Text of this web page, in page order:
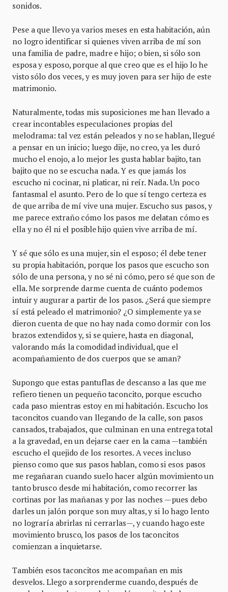
sonidos.
Pese a que llevo ya varios meses en esta habitación, aún
no logro identificar si quienes viven arriba de mí son
una familia de padre, madre e hijo; o bien, si sólo son
esposa y esposo, porque al que creo que es el hijo lo he
visto sólo dos veces, y es muy joven para ser hijo de este
matrimonio.
Naturalmente, todas mis suposiciones me han llevado a
crear incontables especulaciones propias del
melodrama: tal vez están peleados y no se hablan, llegué
a pensar en un inicio; luego dije, no creo, ya les duró
mucho el enojo, a lo mejor les gusta hablar bajito, tan
bajito que no se escucha nada. Y es que jamás los
escucho ni cocinar, ni platicar, ni reír. Nada. Un poco
fantasmal el asunto. Pero de lo que sí tengo certeza es
de que arriba de mí vive una mujer. Escucho sus pasos, y
me parece extraño cómo los pasos me delatan cómo es
ella y no él ni el posible hijo quien vive arriba de mí.
Y sé que sólo es una mujer, sin el esposo; él debe tener
su propia habitación, porque los pasos que escucho son
sólo de una persona, y no sé ni cómo, pero sé que son de
ella. Me sorprende darme cuenta de cuánto podemos
intuir y augurar a partir de los pasos. ¿Será que siempre
sí está peleado el matrimonio? ¿O simplemente ya se
dieron cuenta de que no hay nada como dormir con los
brazos extendidos y, si se quiere, hasta en diagonal,
valorando más la comodidad individual, que el
acompañamiento de dos cuerpos que se aman?
Supongo que estas pantuflas de descanso a las que me
refiero tienen un pequeño taconcito, porque escucho
cada paso mientras estoy en mi habitación. Escucho los
taconcitos cuando van llegando de la calle, son pasos
cansados, trabajados, que culminan en una entrega total
a la gravedad, en un dejarse caer en la cama —también
escucho el quejido de los resortes. A veces incluso
pienso como que sus pasos hablan, como si esos pasos
me regañaran cuando suelo hacer algún movimiento un
tanto brusco desde mi habitación, como recorrer las
cortinas por las mañanas y por las noches —pues debo
darles un jalón porque son muy altas, y si lo hago lento
no lograría abrirlas ni cerrarlas—, y cuando hago este
movimiento brusco, los pasos de los taconcitos
comienzan a inquietarse.
También esos taconcitos me acompañan en mis
desvelos. Llego a sorprenderme cuando, después de